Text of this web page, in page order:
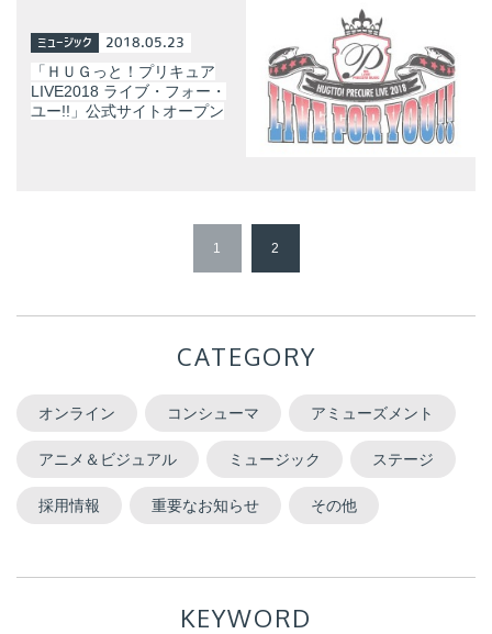
ミュージック 2018.05.23
「ＨＵＧっと！プリキュア
LIVE2018 ライブ・フォー・
ユー!!」公式サイトオープン
1 2
CATEGORY
オンライン コンシューマ アミューズメント
アニメ＆ビジュアル ミュージック ステージ
採用情報 重要なお知らせ その他
KEYWORD